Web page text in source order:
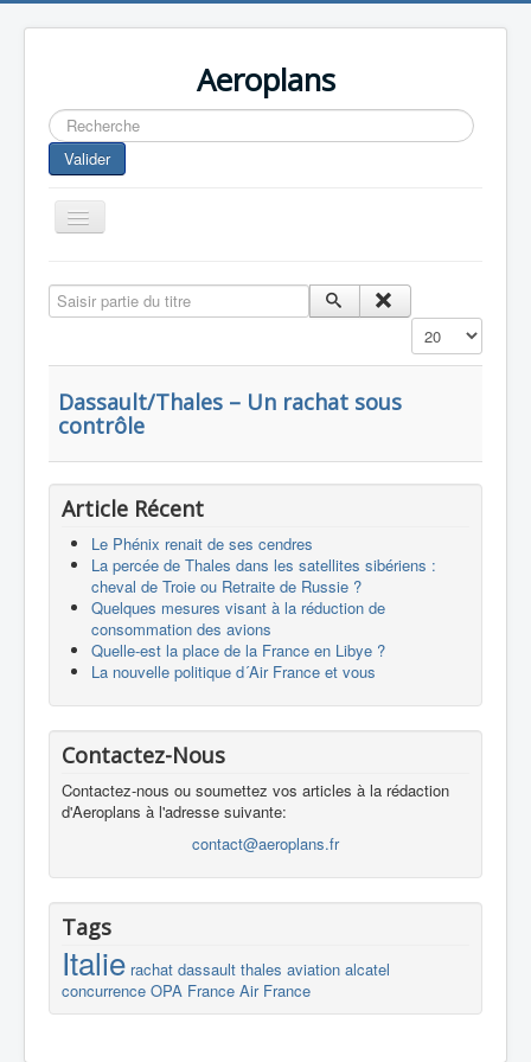
Aeroplans
Rechercher
Valider
Toggle
Navigation
Aviation Commerciale
Aviation Militaire
Europespace
Saisir partie du titre
Affichage #
Dassault/Thales – Un rachat sous
contrôle
Article Récent
Le Phénix renait de ses cendres
La percée de Thales dans les satellites sibériens :
cheval de Troie ou Retraite de Russie ?
Quelques mesures visant à la réduction de
consommation des avions
Quelle-est la place de la France en Libye ?
La nouvelle politique d´Air France et vous
Contactez-Nous
Contactez-nous ou soumettez vos articles à la rédaction
d'Aeroplans à l'adresse suivante:
contact@aeroplans.fr
Tags
Italie rachat dassault thales aviation alcatel
concurrence OPA France Air France